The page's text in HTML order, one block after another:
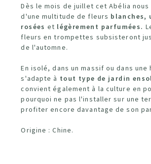
Dès le mois de juillet cet Abélia
d'une multitude de fleurs blanches,
rosées et légèrement parfumées.
fleurs en trompettes subsisteront
de l'automne.
En isolé, dans un massif ou dans
s'adapte à tout type de jardin
convient également à la culture en
pourquoi ne pas l'installer sur une
profiter encore davantage de son
Origine : Chine.